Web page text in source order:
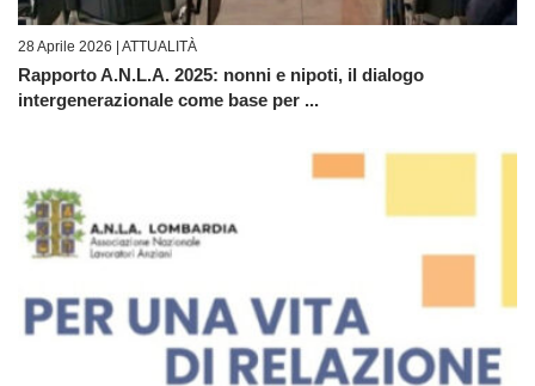
28 Aprile 2026 | ATTUALITÀ
Rapporto A.N.L.A. 2025: nonni e nipoti, il dialogo
intergenerazionale come base per ...